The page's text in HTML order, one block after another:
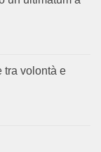
tra volontà e